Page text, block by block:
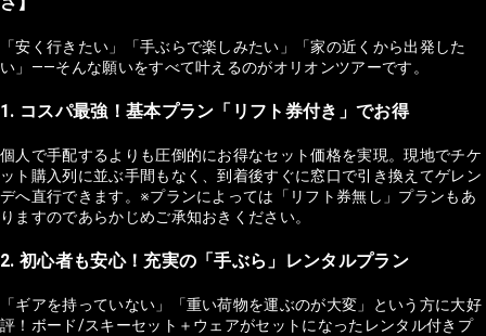
「安く行きたい」「手ぶらで楽しみたい」「家の近くから出発した
い」——そんな願いをすべて叶えるのがオリオンツアーです。
1. コスパ最強！基本プラン「リフト券付き」でお得
個人で手配するよりも圧倒的にお得なセット価格を実現。現地でチケ
ット購入列に並ぶ手間もなく、到着後すぐに窓口で引き換えてゲレン
デへ直行できます。※プランによっては「リフト券無し」プランもあ
りますのであらかじめご承知おきください。
2. 初心者も安心！充実の「手ぶら」レンタルプラン
「ギアを持っていない」「重い荷物を運ぶのが大変」という方に大好
評！ボード/スキーセット＋ウェアがセットになったレンタル付きプ